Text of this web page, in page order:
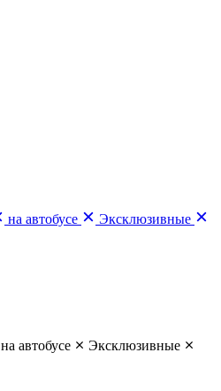
на автобусе
Эксклюзивные
на автобусе
Эксклюзивные